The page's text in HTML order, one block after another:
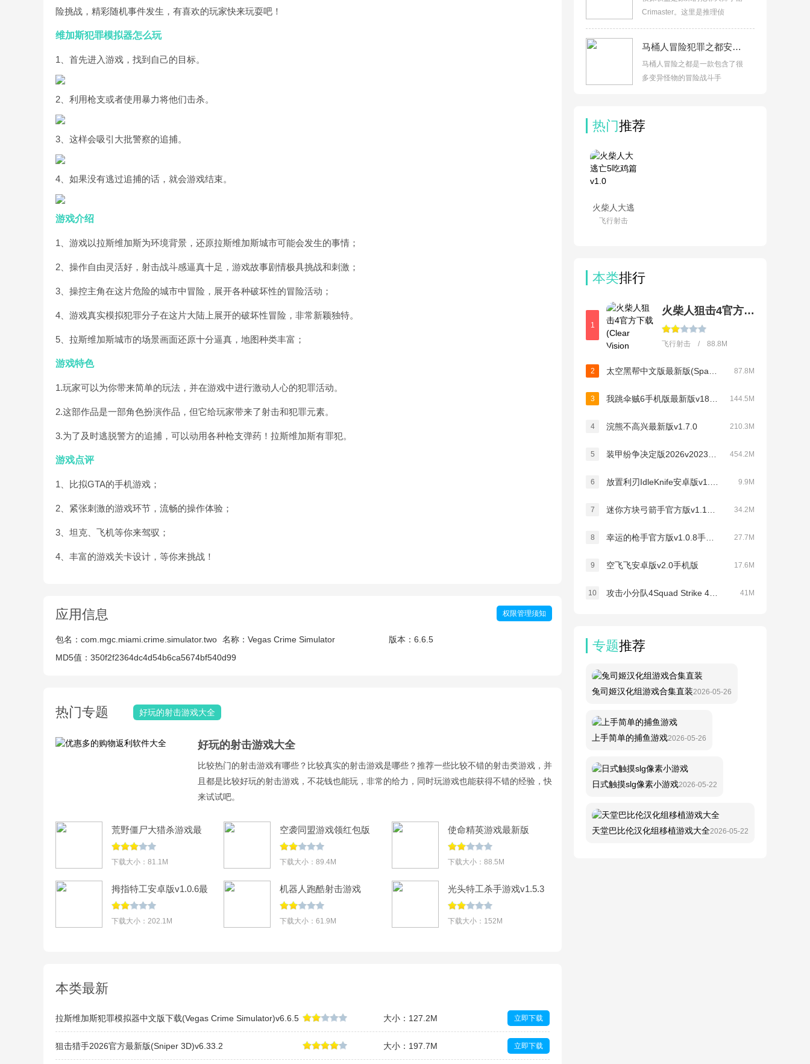
险挑战，精彩随机事件发生，有喜欢的玩家快来玩耍吧！
维加斯犯罪模拟器怎么玩
1、首先进入游戏，找到自己的目标。
2、利用枪支或者使用暴力将他们击杀。
3、这样会吸引大批警察的追捕。
4、如果没有逃过追捕的话，就会游戏结束。
游戏介绍
1、游戏以拉斯维加斯为环境背景，还原拉斯维加斯城市可能会发生的事情；
2、操作自由灵活好，射击战斗感逼真十足，游戏故事剧情极具挑战和刺激；
3、操控主角在这片危险的城市中冒险，展开各种破坏性的冒险活动；
4、游戏真实模拟犯罪分子在这片大陆上展开的破坏性冒险，非常新颖独特。
5、拉斯维加斯城市的场景画面还原十分逼真，地图种类丰富；
游戏特色
1.玩家可以为你带来简单的玩法，并在游戏中进行激动人心的犯罪活动。
2.这部作品是一部角色扮演作品，但它给玩家带来了射击和犯罪元素。
3.为了及时逃脱警方的追捕，可以动用各种枪支弹药！拉斯维加斯有罪犯。
游戏点评
1、比拟GTA的手机游戏；
2、紧张刺激的游戏环节，流畅的操作体验；
3、坦克、飞机等你来驾驭；
4、丰富的游戏关卡设计，等你来挑战！
应用信息 权限管理须知
包名： com.mgc.miami.crime.simulator.two 名称： Vegas Crime Simulator 版本：6.6.5
MD5值： 350f2f2364dc4d54b6ca5674bf540d99
热门专题 好玩的射击游戏大全
好玩的射击游戏大全
比较热门的射击游戏有哪些？比较真实的射击游戏是哪些？推荐一些比较不错的射击类游戏，并
且都是比较好玩的射击游戏，不花钱也能玩，非常的给力，同时玩游戏也能获得不错的经验，快
来试试吧。
荒野僵尸大猎杀游戏最
新版v1.3安卓版
下载大小：81.1M
空袭同盟游戏领红包版
v1.0提现版
下载大小：89.4M
使命精英游戏最新版
v0.4安卓版
下载大小：88.5M
拇指特工安卓版v1.0.6最
新版
下载大小：202.1M
机器人跑酷射击游戏
v0.0.4
下载大小：61.9M
光头特工杀手游戏v1.5.3
下载大小：152M
本类最新
拉斯维加斯犯罪模拟器中文版下载(Vegas Crime Simulator)v6.6.5 大小：127.2M 立即下载
狙击猎手2026官方最新版(Sniper 3D)v6.33.2 大小：197.7M 立即下载
Crimaster。这里是推理侦
马桶人冒险犯罪之都安卓版v1.0
马桶人冒险之都是一款包含了很
多变异怪物的冒险战斗手
热门推荐
火柴人大逃
亡5吃鸡篇
v1.0
飞行射击
本类排行
1
火柴人狙击4官方下载(Clear Vision 4)
飞行射击 / 88.8M
2 87.8M
3 144.5M
4 浣熊不高兴最新版v1.7.0 210.3M
5 454.2M
6 9.9M
7 34.2M
8 27.7M
9 空飞飞安卓版v2.0手机版 17.6M
10 41M
专题推荐
兔司姬汉化组游戏合集直装2026-05-26
上手简单的捕鱼游戏2026-05-26
日式触摸slg像素小游戏2026-05-22
天堂巴比伦汉化组移植游戏大全2026-05-22